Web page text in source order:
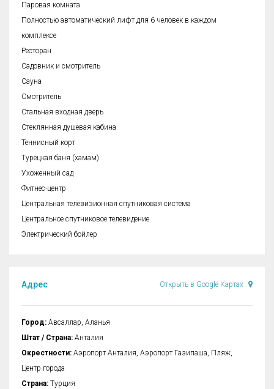
Паровая комната
Полностью автоматический лифт для 6 человек в каждом
комплексе
Ресторан
Садовник и смотритель
Сауна
Смотритель
Стальная входная дверь
Стеклянная душевая кабина
Теннисный корт
Турецкая баня (хамам)
Ухоженный сад
Фитнес-центр
Центральная телевизионная спутниковая система
Центральное спутниковое телевидение
Электрический бойлер
Адрес Открыть в Google Картах
Город: Авсаллар, Аланья
Штат / Страна: Анталия
Окрестности: Аэропорт Анталия, Аэропорт Газипаша, Пляж,
Центр города
Страна: Турция